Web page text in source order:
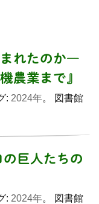
まれたのか―
農業まで』
: 2024年 。 図書館
巨人たちの
: 2024年 。 図書館